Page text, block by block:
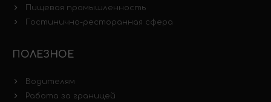
Пищевая промышленность
Гостинично-ресторанная сфера
ПОЛЕЗНОЕ
Водителям
Работа за границей